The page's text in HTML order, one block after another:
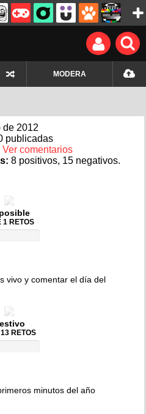
MODERA
de 2012
publicadas
Ver comentarios
8 positivos, 15 negativos.
1 RETOS
vivo y comentar el día del
RETOS
minutos del año